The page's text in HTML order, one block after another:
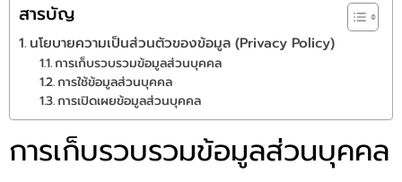
สารบัญ
นโยบายความเป็นส่วนตัวของข้อมูล (Privacy Policy)
การเก็บรวบรวมข้อมูลส่วนบุคคล
การใช้ข้อมูลส่วนบุคคล
การเปิดเผยข้อมูลส่วนบุคคล
การเก็บรวบรวมข้อมูลส่วนบุคคล